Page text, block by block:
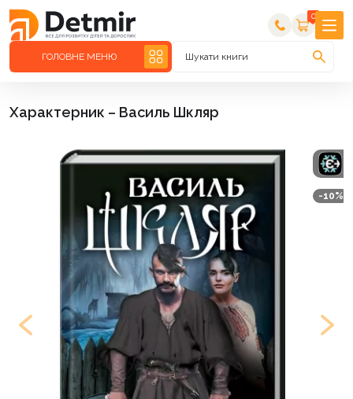
0
ГОЛОВНЕ МЕНЮ Шукати книги
Характерник – Василь Шкляр
-10%